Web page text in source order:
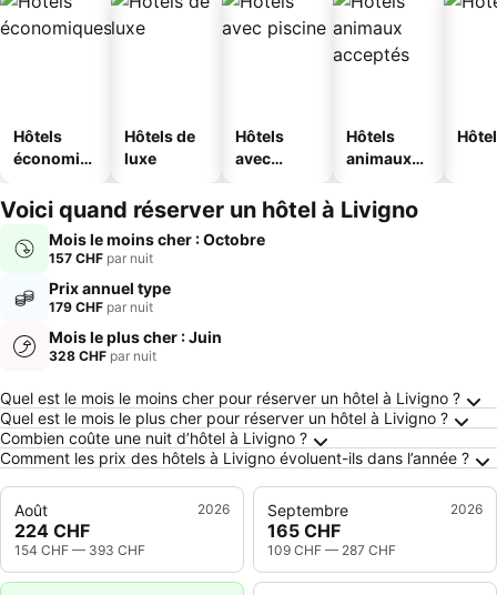
Hôtels
économiq
Hôtels de
luxe
Hôtels
avec
Hôtels
animaux
Voici quand réserver un hôtel à Livigno
Mois le moins cher : Octobre
157 CHF par nuit
Prix annuel type
179 CHF par nuit
Mois le plus cher : Juin
328 CHF par nuit
Frequently Asked Questions about Livigno
Quel est le mois le moins cher pour réserver un hôtel à Livigno ?
Quel est le mois le plus cher pour réserver un hôtel à Livigno ?
Combien coûte une nuit d’hôtel à Livigno ?
Comment les prix des hôtels à Livigno évoluent-ils dans l’année ?
Août 2026
224 CHF
154 CHF — 393 CHF
Septembre 2026
165 CHF
109 CHF — 287 CHF